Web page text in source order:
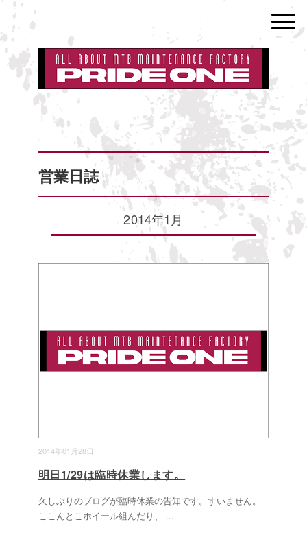
営業日誌
2014年1月
2014年01月28日
明日1/29は臨時休業します。
久しぶりのブログが臨時休業の告知です。すいません。
ここんとこホイール組んだり、 ...